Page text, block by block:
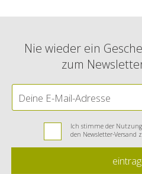
Nie wieder ein
zum
Ich stimme der Nutzung
den Newsletter-Versand